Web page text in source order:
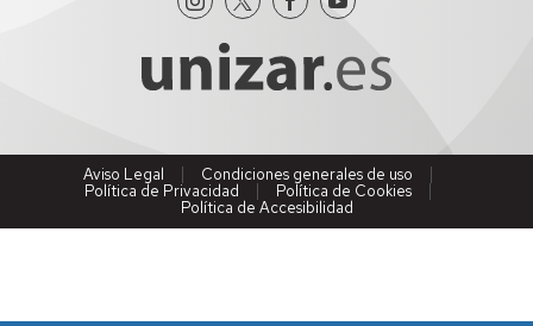
Aviso Legal
Condiciones generales de uso
Política de Privacidad
Política de Cookies
Política de Accesibilidad